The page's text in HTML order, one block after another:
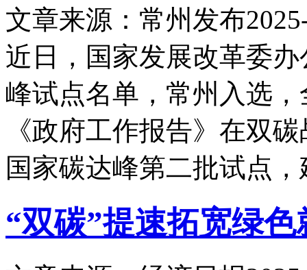
文章来源：常州发布
近日，国家发展改革委
峰试点名单，常州入选
《政府工作报告》在双
国家碳达峰第二批试点
“双碳”提速拓宽绿色